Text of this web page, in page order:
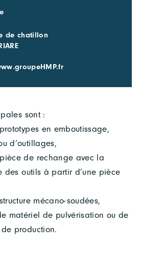
sont :
en emboutissage,
d’outillages,
de rechange avec la
des outils à partir d’une pièce
mécano-soudées,
matériel de pulvérisation ou de
production.
de chatillon